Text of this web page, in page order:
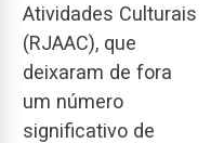
Atividades Culturais
(RJAAC), que
deixaram de fora
um número
significativo de